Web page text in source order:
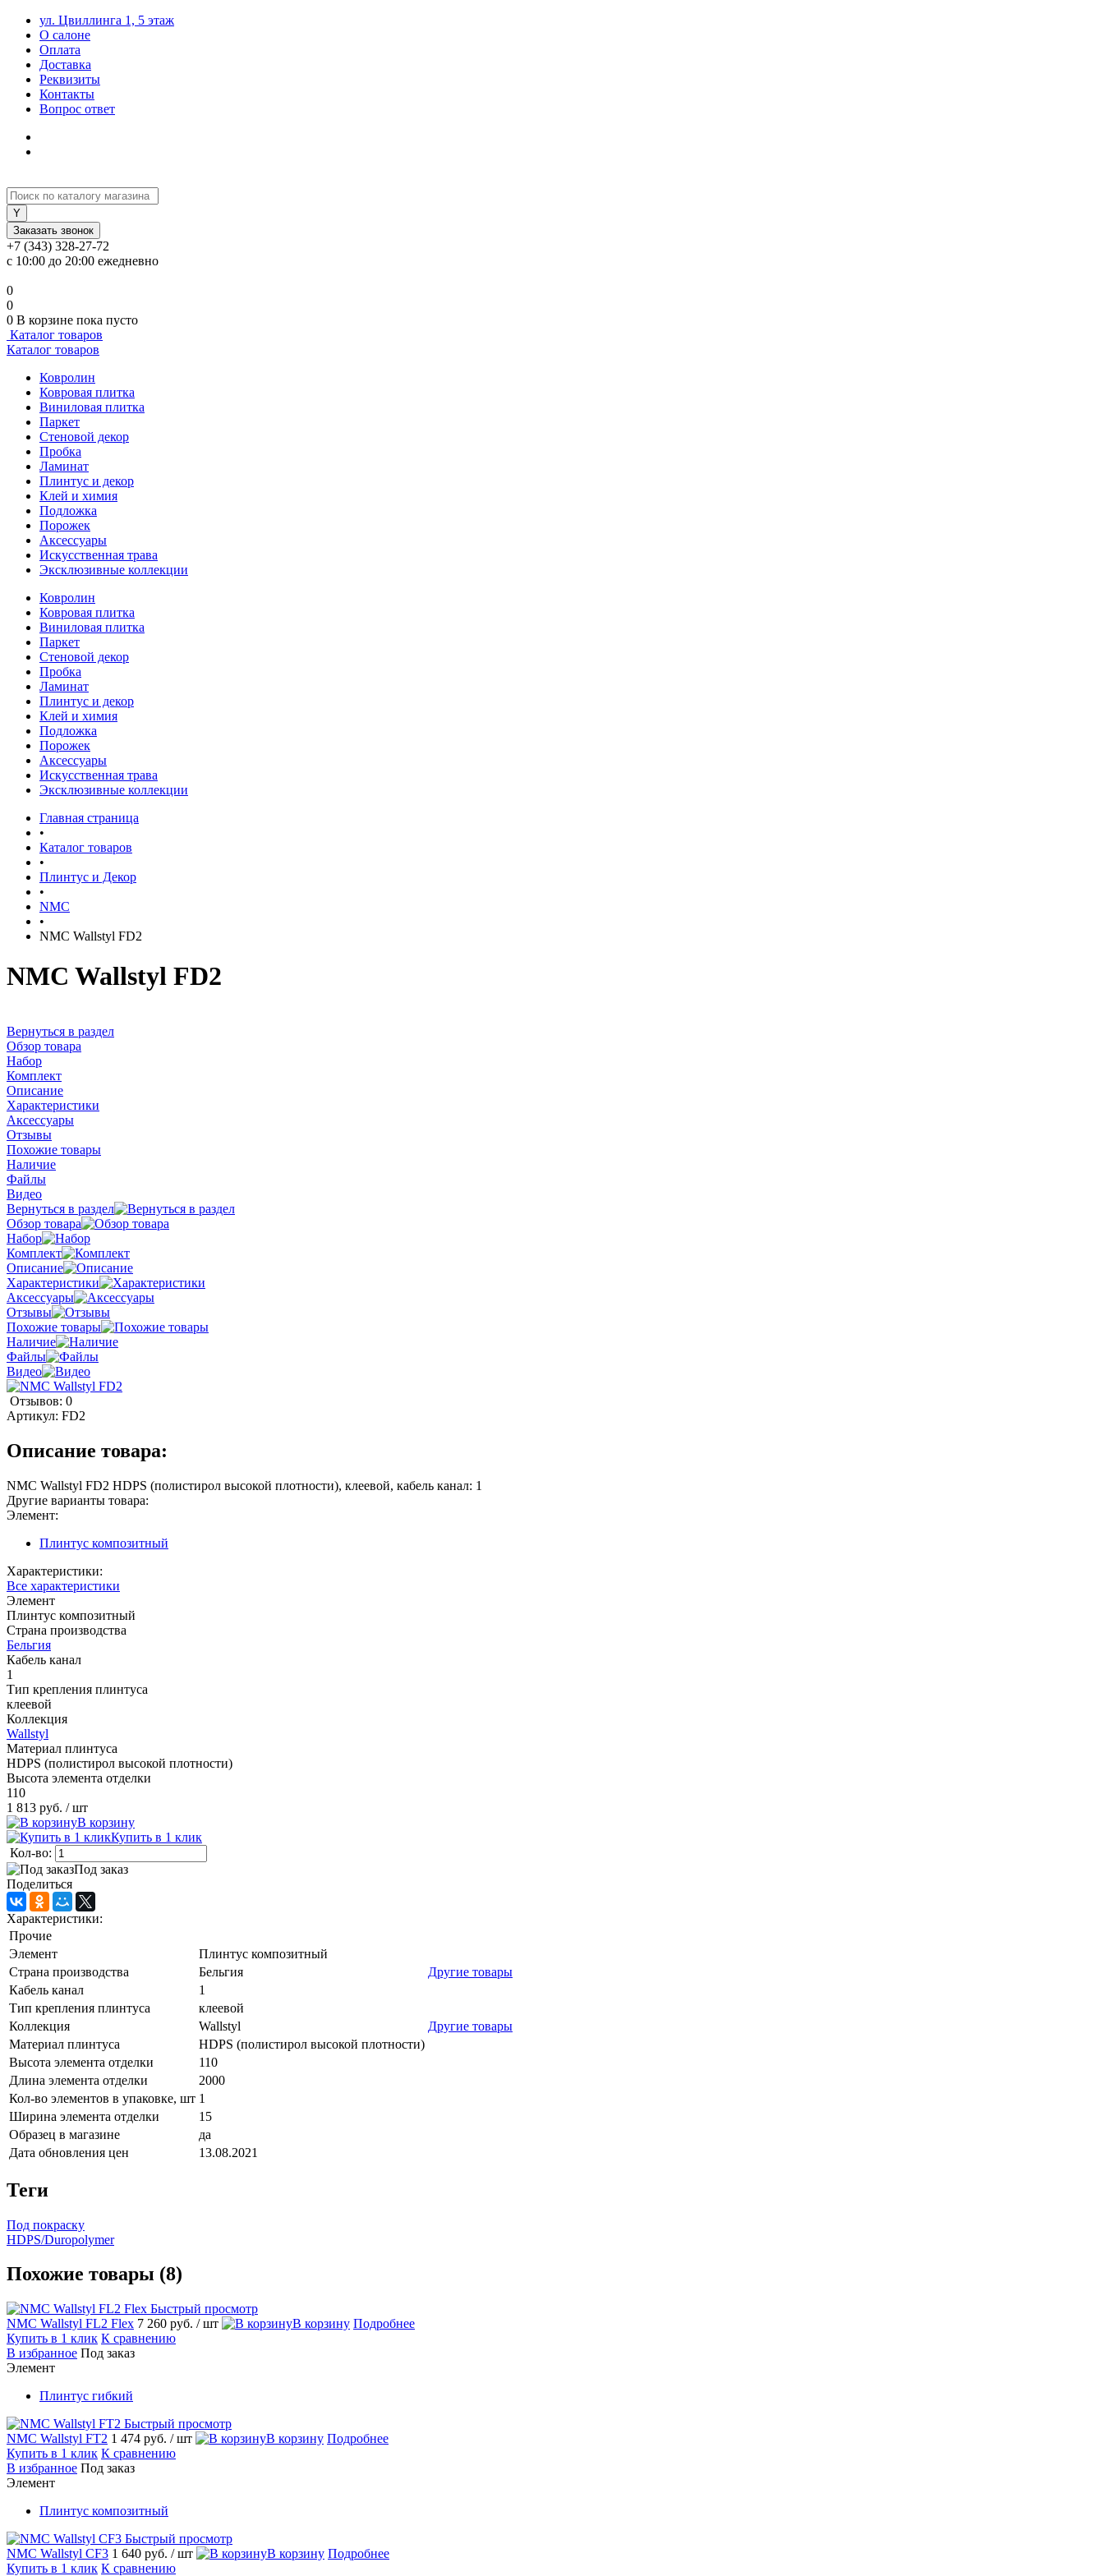
ул. Цвиллинга 1, 5 этаж
О салоне
Оплата
Доставка
Реквизиты
Контакты
Вопрос ответ
Заказать звонок
+7 (343) 328-27-72
с 10:00 до 20:00 ежедневно
0
0
0 В корзине пока пусто
Каталог товаров
Каталог товаров
Ковролин
Ковровая плитка
Виниловая плитка
Паркет
Стеновой декор
Пробка
Ламинат
Плинтус и декор
Клей и химия
Подложка
Порожек
Аксессуары
Искусственная трава
Эксклюзивные коллекции
Ковролин
Ковровая плитка
Виниловая плитка
Паркет
Стеновой декор
Пробка
Ламинат
Плинтус и декор
Клей и химия
Подложка
Порожек
Аксессуары
Искусственная трава
Эксклюзивные коллекции
Главная страница
•
Каталог товаров
•
Плинтус и Декор
•
NMC
•
NMC Wallstyl FD2
NMC Wallstyl FD2
Вернуться в раздел
Обзор товара
Набор
Комплект
Описание
Характеристики
Аксессуары
Отзывы
Похожие товары
Наличие
Файлы
Видео
Вернуться в раздел
Обзор товара
Набор
Комплект
Описание
Характеристики
Аксессуары
Отзывы
Похожие товары
Наличие
Файлы
Видео
Отзывов: 0
Артикул: FD2
Описание товара:
NMC Wallstyl FD2 HDPS (полистирол высокой плотности), клеевой, кабель канал: 1
Другие варианты товара:
Элемент:
Плинтус композитный
Характеристики:
Все характеристики
Элемент
Плинтус композитный
Страна производства
Бельгия
Кабель канал
1
Тип крепления плинтуса
клеевой
Коллекция
Wallstyl
Материал плинтуса
HDPS (полистирол высокой плотности)
Высота элемента отделки
110
1 813 руб. / шт
В корзину
Купить в 1 клик
Кол-во:
Под заказ
Поделиться
Характеристики:
Прочие
Элемент
Плинтус композитный
Страна производства
Бельгия
Другие товары
Кабель канал
1
Тип крепления плинтуса
клеевой
Коллекция
Wallstyl
Другие товары
Материал плинтуса
HDPS (полистирол высокой плотности)
Высота элемента отделки
110
Длина элемента отделки
2000
Кол-во элементов в упаковке, шт 1
Ширина элемента отделки
15
Образец в магазине
да
Дата обновления цен
13.08.2021
Теги
Под покраску
HDPS/Duropolymer
Похожие товары (8)
Быстрый просмотр
NMC Wallstyl FL2 Flex 7 260 руб. / шт В корзину Подробнее
Купить в 1 клик К сравнению
В избранное Под заказ
Элемент
Плинтус гибкий
Быстрый просмотр
NMC Wallstyl FT2 1 474 руб. / шт В корзину Подробнее
Купить в 1 клик К сравнению
В избранное Под заказ
Элемент
Плинтус композитный
Быстрый просмотр
NMC Wallstyl CF3 1 640 руб. / шт В корзину Подробнее
Купить в 1 клик К сравнению